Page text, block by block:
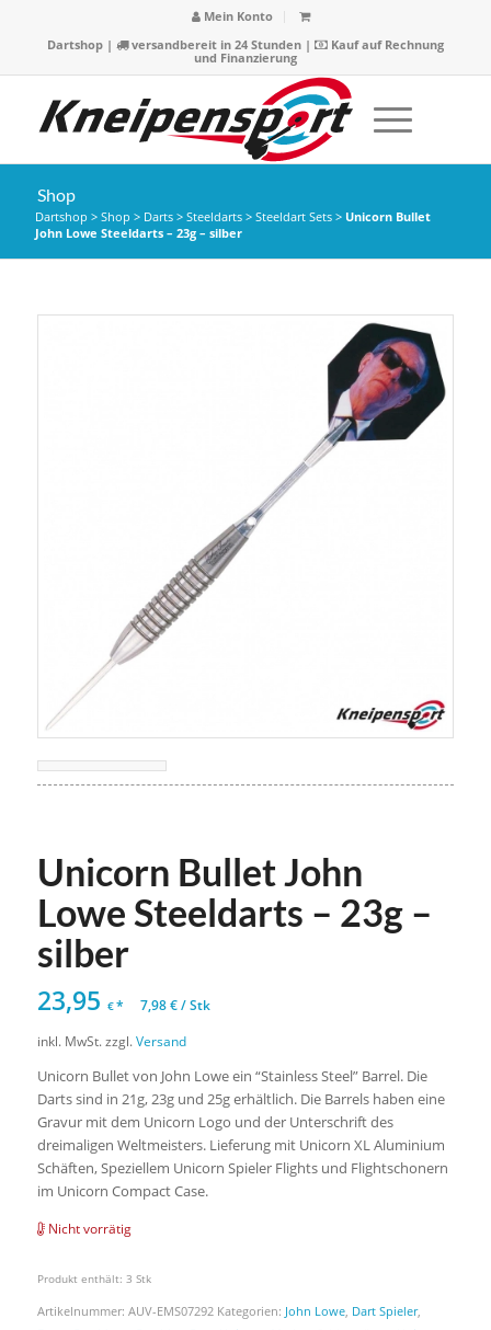
Mein Konto
Dartshop| versandbereit in 24 Stunden |
Kauf auf Rechnung
und Finanzierung
Shop
Dartshop > Shop > Darts> Steeldarts> Steeldart Sets> Unicorn Bullet
John Lowe Steeldarts – 23g – silber
Unicorn Bullet John
Lowe Steeldarts – 23g –
silber
23,95 €* 7,98€/Stk
inkl. MwSt. zzgl. Versand
Unicorn Bullet von John Lowe ein “Stainless Steel” Barrel. Die
Darts sind in 21g, 23g und 25g erhältlich. Die Barrels haben eine
Gravur mit dem Unicorn Logo und der Unterschrift des
dreimaligen Weltmeisters. Lieferung mit Unicorn XL Aluminium
Schäften, Speziellem Unicorn Spieler Flights und Flightschonern
im Unicorn Compact Case.
Nicht vorrätig
Produkt enthält: 3 Stk
Artikelnummer: AUV-EMS07292 Kategorien: John Lowe, Dart Spieler,